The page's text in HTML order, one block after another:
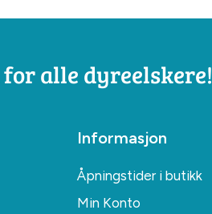
alle dyreelskere!
Informasjon
Åpningstider i butikk
Min Konto